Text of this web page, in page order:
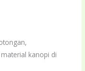
kanopi di